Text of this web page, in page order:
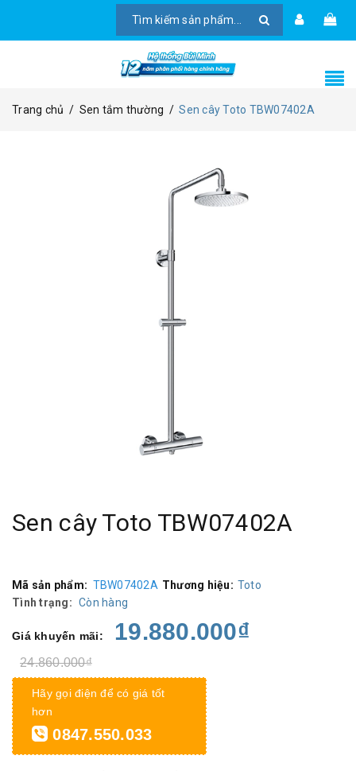
Trang chủ / Sen tắm thường / Sen cây Toto TBW07402A
Sen cây Toto TBW07402A
Mã sản phẩm: TBW07402A Thương hiệu: Toto
Tình trạng: Còn hàng
Giá khuyến mãi: 19.880.000₫
24.860.000₫
Hãy gọi điện để có giá tốt
hơn
0847.550.033